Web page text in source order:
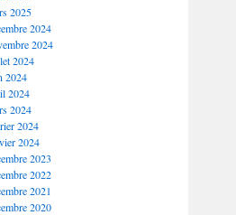
2025
2024
2024
2024
2024
2024
2024
2024
2024
2023
2022
2021
2020